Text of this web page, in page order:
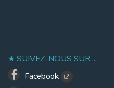
SUIVEZ-NOUS SUR ...
Facebook